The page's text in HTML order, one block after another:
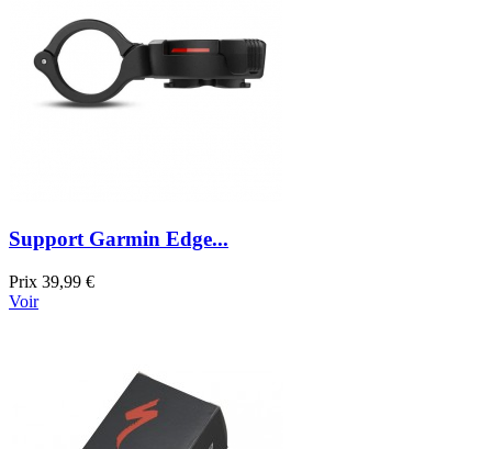
Support Garmin Edge...
Prix 39,99 €
Voir